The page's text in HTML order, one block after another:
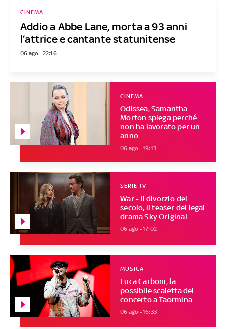
Addio a Abbe Lane, morta a 93 anni
l’attrice e cantante statunitense
CINEMA
06 ago - 22:16
Odissea, Samantha
Morton spiega perché
non ha lavorato per un
anno
CINEMA
06 ago - 19:13
War - Il divorzio del
secolo, il teaser del legal
drama Sky Original
SERIE TV
06 ago - 17:02
Luca Carboni, la
possibile scaletta del
concerto a Taormina
MUSICA
06 ago - 16:33